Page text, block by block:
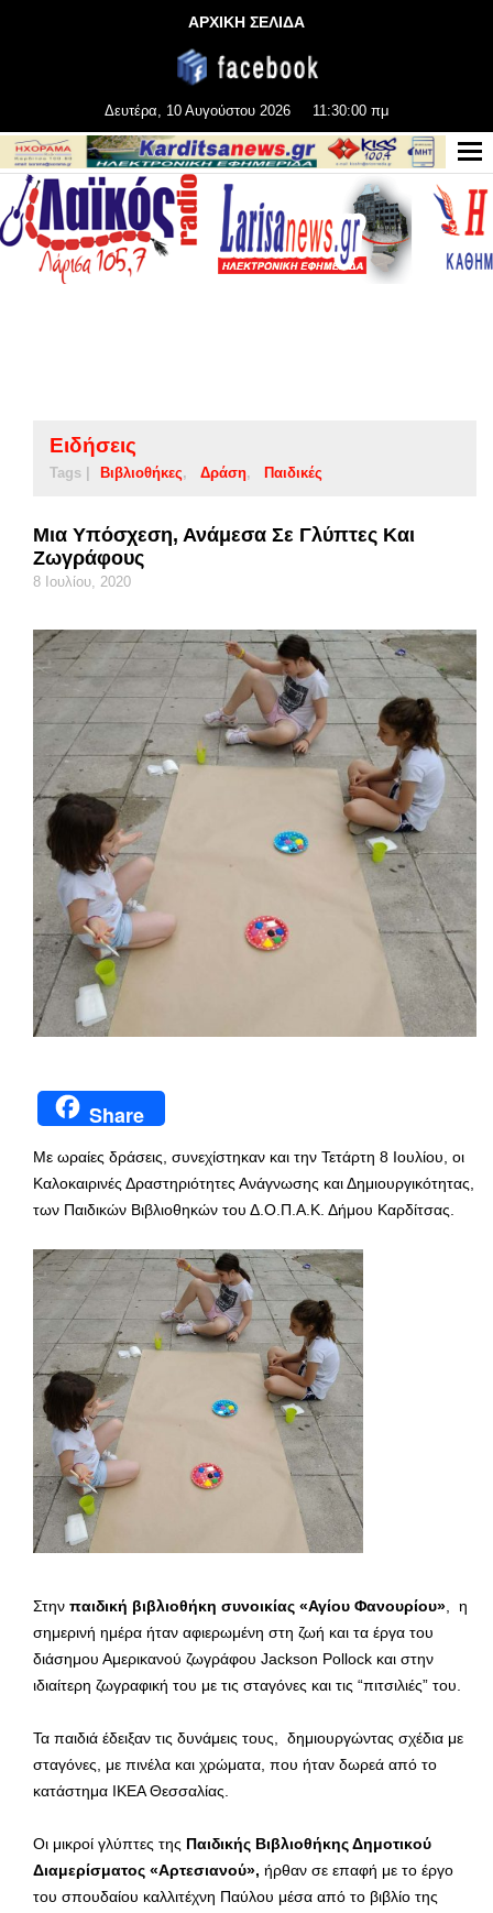
ΑΡΧΙΚΗ ΣΕΛΙΔΑ
Δευτέρα, 10 Αυγούστου 2026 11:30:01 πμ
Ειδήσεις
Tags | Βιβλιοθήκες Δράση Παιδικές
Μια Υπόσχεση, Ανάμεσα Σε Γλύπτες Και
Ζωγράφους
8 Ιουλίου, 2020
Share
Με ωραίες δράσεις, συνεχίστηκαν και την Τετάρτη 8 Ιουλίου, οι
Καλοκαιρινές Δραστηριότητες Ανάγνωσης και Δημιουργικότητας,
των Παιδικών Βιβλιοθηκών του Δ.Ο.Π.Α.Κ. Δήμου Καρδίτσας.
Στην παιδική βιβλιοθήκη συνοικίας «Αγίου Φανουρίου» , η
σημερινή ημέρα ήταν αφιερωμένη στη ζωή και τα έργα του
διάσημου Αμερικανού ζωγράφου Jackson Pollock και στην
ιδιαίτερη ζωγραφική του με τις σταγόνες και τις “πιτσιλιές” του.
Τα παιδιά έδειξαν τις δυνάμεις τους, δημιουργώντας σχέδια με
σταγόνες, με πινέλα και χρώματα, που ήταν δωρεά από το
κατάστημα ΙΚΕΑ Θεσσαλίας.
Οι μικροί γλύπτες της Παιδικής Βιβλιοθήκης Δημοτικού
Διαμερίσματος «Αρτεσιανού», ήρθαν σε επαφή με το έργο
του σπουδαίου καλλιτέχνη Παύλου μέσα από το βιβλίο της